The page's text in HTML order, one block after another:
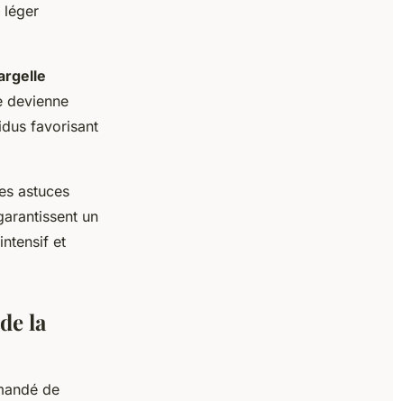
léger
devienne
favorisant
astuces
un
et
la
de